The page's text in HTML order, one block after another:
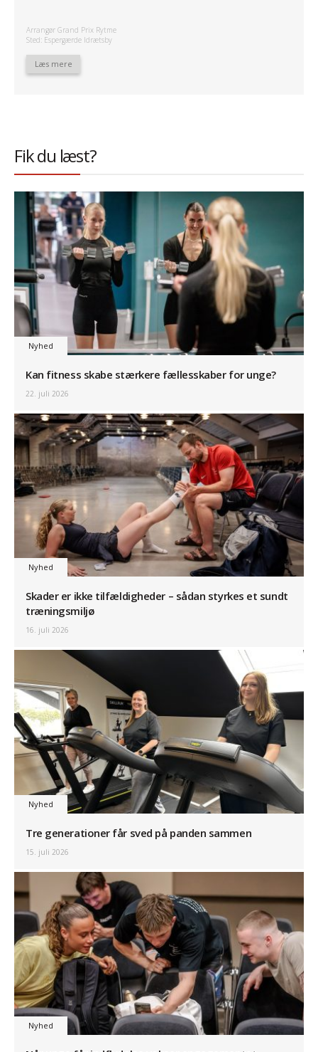
Arrangør Grand Prix Rytme
Sted: Espergærde Idrætsby
Læs mere
Fik du læst?
Nyhed
Kan fitness skabe stærkere fællesskaber for unge?
22. juli 2026
Nyhed
Skader er ikke tilfældigheder – sådan styrkes et sundt
træningsmiljø
16. juli 2026
Nyhed
Tre generationer får sved på panden sammen
15. juli 2026
Nyhed